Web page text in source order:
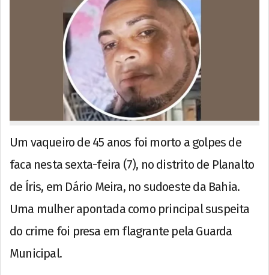
Um vaqueiro de 45 anos foi morto a golpes de
faca nesta sexta-feira (7), no distrito de Planalto
de Íris, em Dário Meira, no sudoeste da Bahia.
Uma mulher apontada como principal suspeita
do crime foi presa em flagrante pela Guarda
Municipal.